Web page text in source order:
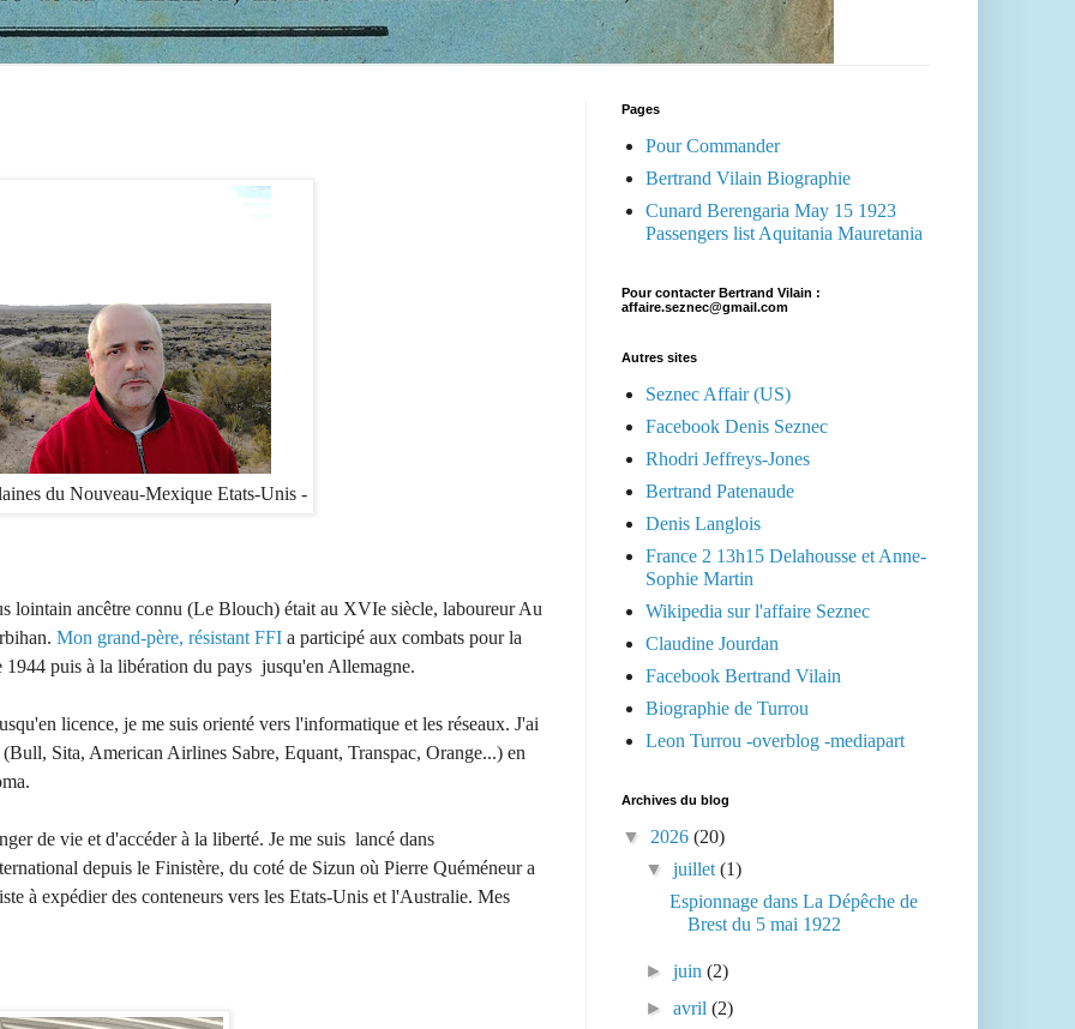
du Nouveau-Mexique Etats-Unis -
lointain ancêtre connu (Le Blouch) était au XVIe siècle, laboureur Au
Mon grand-père, résistant FFI a participé aux combats pour la
1944 puis à la libération du pays jusqu'en Allemagne.
licence, je me suis orienté vers l'informatique et les réseaux. J'ai
Sita, American Airlines Sabre, Equant, Transpac, Orange...) en
de vie et d'accéder à la liberté. Je me suis lancé dans
depuis le Finistère, du coté de Sizun où Pierre Quéméneur a
à expédier des conteneurs vers les Etats-Unis et l'Australie. Mes
Pages
Pour Commander
Bertrand Vilain Biographie
Cunard Berengaria May 15 1923
Passengers list Aquitania Mauretania
Pour contacter Bertrand Vilain :
affaire.seznec@gmail.com
Autres sites
Seznec Affair (US)
Facebook Denis Seznec
Rhodri Jeffreys-Jones
Bertrand Patenaude
Denis Langlois
France 2 13h15 Delahousse et Anne-
Sophie Martin
Wikipedia sur l'affaire Seznec
Claudine Jourdan
Facebook Bertrand Vilain
Biographie de Turrou
Leon Turrou -overblog -mediapart
Archives du blog
▼ 2026 (20)
▼juillet(1)
Espionnage dans La Dépêche de
Brest du 5 mai 1922
►juin(2)
►avril(2)